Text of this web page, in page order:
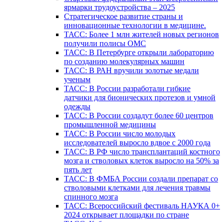
ярмарки трудоустройства – 2025
Стратегическое развитие страны и
инновационные технологии в медицине.
ТАСС: Более 1 млн жителей новых регионов
получили полисы ОМС
ТАСС: В Петербурге открыли лабораторию
по созданию молекулярных машин
ТАСС: В РАН вручили золотые медали
ученым
ТАСС: В России разработали гибкие
датчики для бионических протезов и умной
одежды
ТАСС: В России создадут более 60 центров
промышленной медицины
ТАСС: В России число молодых
исследователей выросло вдвое с 2000 года
ТАСС: В РФ число трансплантаций костного
мозга и стволовых клеток выросло на 50% за
пять лет
ТАСС: В ФМБА России создали препарат со
стволовыми клетками для лечения травмы
спинного мозга
ТАСС: Всероссийский фестиваль НАУКА 0+
2024 открывает площадки по стране